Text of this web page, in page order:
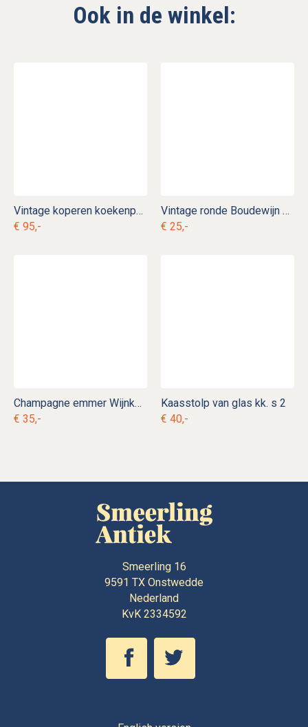
Ook in de winkel:
Vintage koperen koekenpan met gietijzeren handvat kk. p 12
€ 95,-
Vintage ronde Boudewijn botervloot kk. s 11
€ 25,-
Champagne emmer Wijnkoeler
€ 35,-
Kaasstolp van glas kk. s 2
€ 40,-
Smeerling 16
9591 TX Onstwedde
Nederland
KvK 2334592